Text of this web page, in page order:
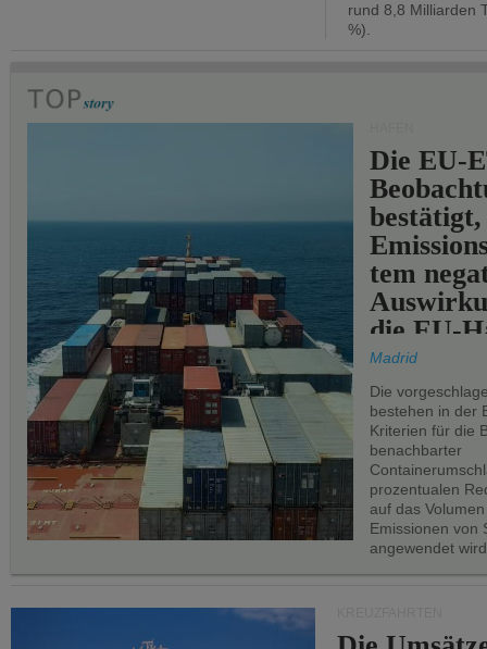
rund 8,8 Milliarden
%).
Die EU-
bestätigt,
tem
die EU-
Madrid
Die
bestehen in der
Kriterien für die
benachbarter
prozentualen
auf das
Emissionen von
angewendet